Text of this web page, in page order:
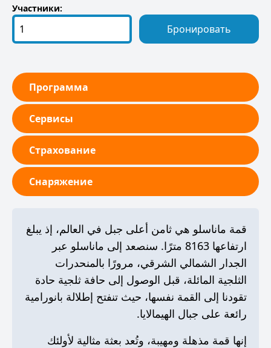
Участники:
Бронировать
Программа
Сервисы
Страхование
Снаряжение
قمة ماناسلو هي ثامن أعلى جبل في العالم، إذ يبلغ
ارتفاعها 8163 مترًا. سنصعد إلى ماناسلو عبر
الجدار الشمالي الشرقي، مرورًا بالمنحدرات
الثلجية المائلة، قبل الوصول إلى حافة ثلجية حادة
تقودنا إلى القمة نفسها، حيث تنفتح إطلالة بانورامية
رائعة على جبال الهيمالايا.
إنها قمة مذهلة ومهيبة، وتُعد بعثة مثالية لأولئك